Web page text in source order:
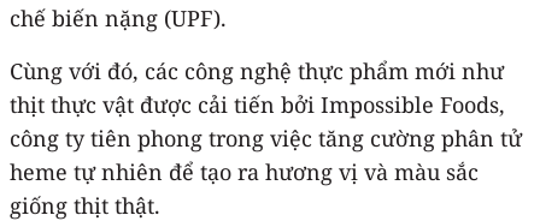
chế biến nặng (UPF).
Cùng với đó, các công nghệ thực phẩm mới như
thịt thực vật được cải tiến bởi Impossible Foods,
công ty tiên phong trong việc tăng cường phân tử
heme tự nhiên để tạo ra hương vị và màu sắc
giống thịt thật.